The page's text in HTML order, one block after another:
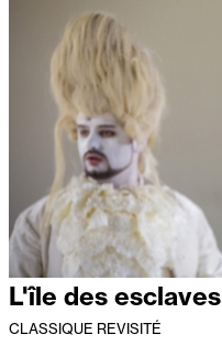
L'île des esclaves
CLASSIQUE REVISITÉ